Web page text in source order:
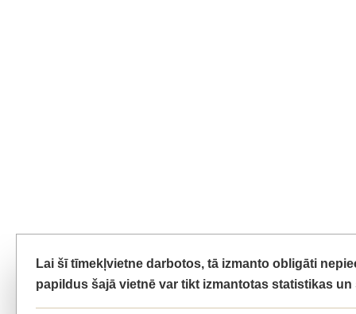
Lai šī tīmekļvietne darbotos, tā izmanto obligāti
papildus šajā vietnē var tikt izmantotas statistikas